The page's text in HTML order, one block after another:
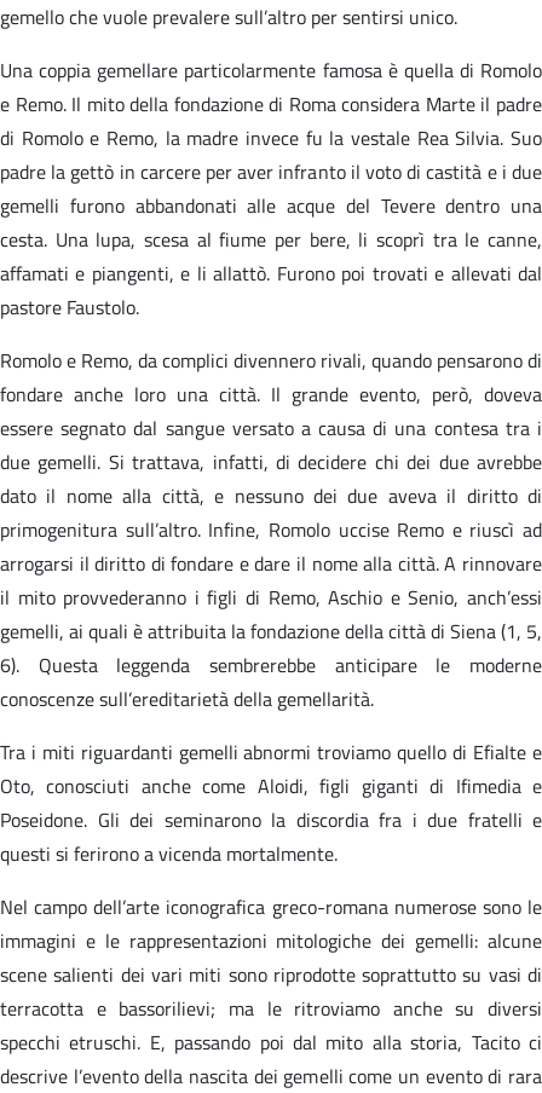
gemello che vuole prevalere sull’altro per sentirsi unico.
Una coppia gemellare particolarmente famosa è quella di Romolo
e Remo. Il mito della fondazione di Roma considera Marte il padre
di Romolo e Remo, la madre invece fu la vestale Rea Silvia. Suo
padre la gettò in carcere per aver infranto il voto di castità e i due
gemelli furono abbandonati alle acque del Tevere dentro una
cesta. Una lupa, scesa al fiume per bere, li scoprì tra le canne,
affamati e piangenti, e li allattò. Furono poi trovati e allevati dal
pastore Faustolo.
Romolo e Remo, da complici divennero rivali, quando pensarono di
fondare anche loro una città. Il grande evento, però, doveva
essere segnato dal sangue versato a causa di una contesa tra i
due gemelli. Si trattava, infatti, di decidere chi dei due avrebbe
dato il nome alla città, e nessuno dei due aveva il diritto di
primogenitura sull’altro. Infine, Romolo uccise Remo e riuscì ad
arrogarsi il diritto di fondare e dare il nome alla città. A rinnovare
il mito provvederanno i figli di Remo, Aschio e Senio, anch’essi
gemelli, ai quali è attribuita la fondazione della città di Siena (1, 5,
6). Questa leggenda sembrerebbe anticipare le moderne
conoscenze sull’ereditarietà della gemellarità.
Tra i miti riguardanti gemelli abnormi troviamo quello di Efialte e
Oto, conosciuti anche come Aloidi, figli giganti di Ifimedia e
Poseidone. Gli dei seminarono la discordia fra i due fratelli e
questi si ferirono a vicenda mortalmente.
Nel campo dell’arte iconografica greco-romana numerose sono le
immagini e le rappresentazioni mitologiche dei gemelli: alcune
scene salienti dei vari miti sono riprodotte soprattutto su vasi di
terracotta e bassorilievi; ma le ritroviamo anche su diversi
specchi etruschi. E, passando poi dal mito alla storia, Tacito ci
descrive l’evento della nascita dei gemelli come un evento di rara